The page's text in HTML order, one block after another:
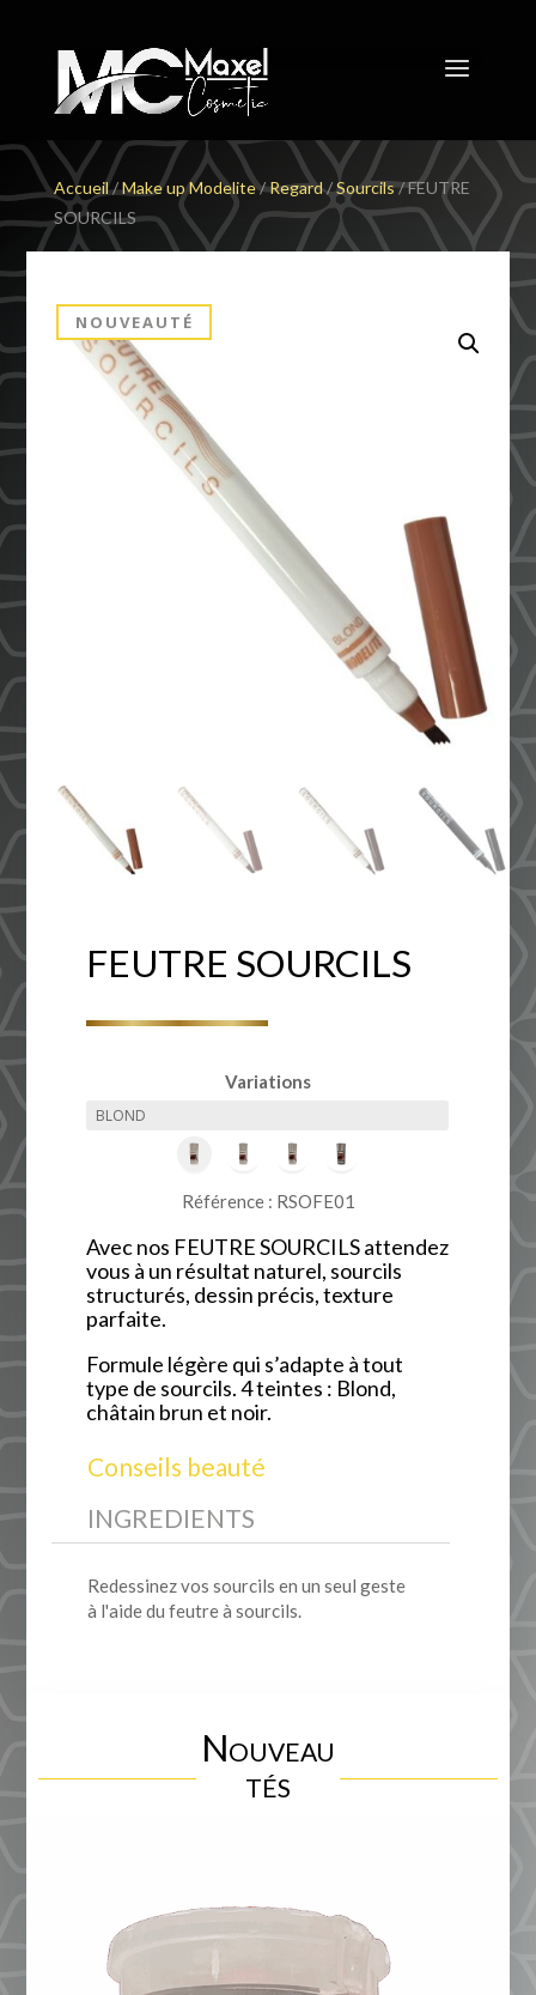
Accueil/Make up Modelite/Regard/Sourcils/ FEUTRE
SOURCILS
NOUVEAUTÉ
FEUTRE SOURCILS
Variations
Référence : RSOFE01
Avec nos FEUTRE SOURCILS attendez
vous à un résultat naturel, sourcils
structurés, dessin précis, texture
parfaite.
Formule légère qui s’adapte à tout
type de sourcils. 4 teintes : Blond,
châtain brun et noir.
Conseils beauté
INGREDIENTS
Redessinez vos sourcils en un seul geste
à l'aide du feutre à sourcils.
Nouveau
tés